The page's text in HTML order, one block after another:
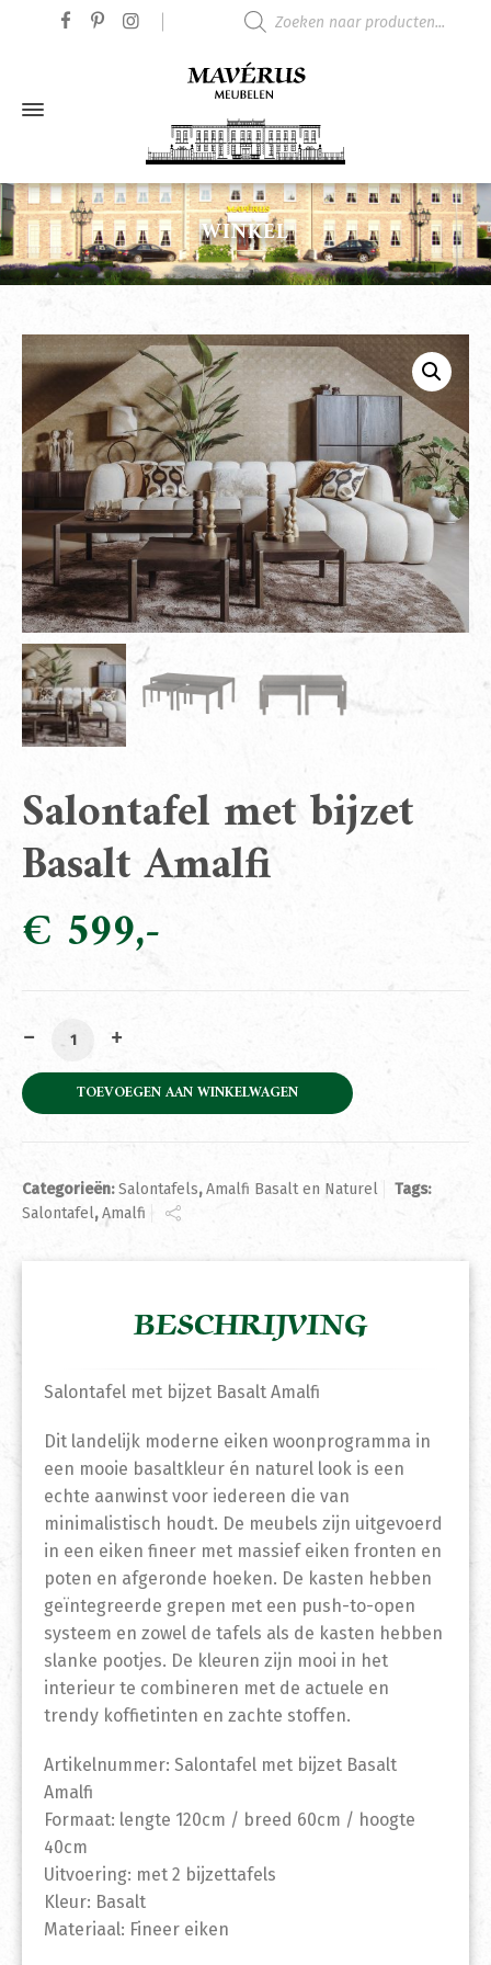
WINKEL
Salontafel met bijzet
Basalt Amalfi
€ 599
Salontafel met bijzet Basalt Amalfi aantal
TOEVOEGEN AAN WINKELWAGEN
Categorieën:Salontafels,Amalfi Basalt en Naturel
Tags:
Salontafel,Amalfi
BESCHRIJVING
Salontafel met bijzet Basalt Amalfi
Dit landelijk moderne eiken woonprogramma in
een mooie basaltkleur én naturel look is een
echte aanwinst voor iedereen die van
minimalistisch houdt. De meubels zijn uitgevoerd
in een eiken fineer met massief eiken fronten en
poten en afgeronde hoeken. De kasten hebben
geïntegreerde grepen met een push-to-open
systeem en zowel de tafels als de kasten hebben
slanke pootjes. De kleuren zijn mooi in het
interieur te combineren met de actuele en
trendy koffietinten en zachte stoffen.
Artikelnummer: Salontafel met bijzet Basalt
Amalfi
Formaat: lengte 120cm / breed 60cm / hoogte
40cm
Uitvoering: met 2 bijzettafels
Kleur: Basalt
Materiaal: Fineer eiken